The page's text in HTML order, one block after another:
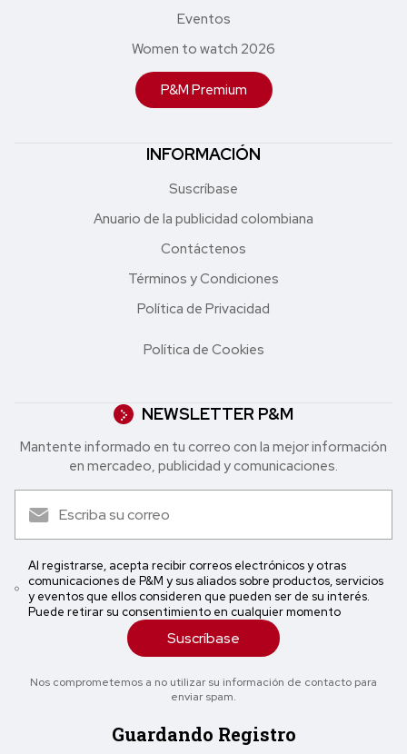
Eventos
Women to watch 2026
P&M Premium
INFORMACIÓN
Suscríbase
Anuario de la publicidad colombiana
Contáctenos
Términos y Condiciones
Política de Privacidad
Política de Cookies
NEWSLETTER P&M
Mantente informado en tu correo con la mejor in formación
en mercadeo, publicidad y comunicaciones.
Al registrarse, acepta recibir correos electrónicos y otras
comunicaciones de P&M y sus aliados sobre productos, servicios
y eventos que ellos consideren que pueden ser de su interés.
Puede retirar su consentimiento en cualquier momento
Suscríbase
Nos comprometemos a no utilizar su información de contacto para
enviar spam.
Guardando Registro